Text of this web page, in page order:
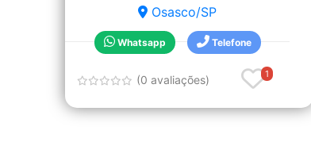
Osasco/SP
Whatsapp Telefone
(0 avaliações) 1